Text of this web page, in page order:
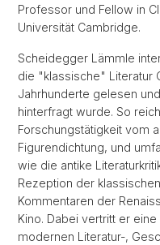
Professor und Fellow in
Universität Cambridge.
Scheidegger Lämmle
die "klassische" Literatur
Jahrhunderte gelesen
hinterfragt wurde. So
Forschungstätigkeit vom
Figurendichtung, und
wie die antike
Rezeption der
Kommentaren der
Kino. Dabei vertritt er
modernen Literatur-,